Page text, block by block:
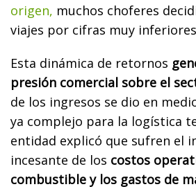
origen, muchos choferes
viajes por cifras muy
Esta dinámica de retornos
presión comercial sobre el
de los ingresos se dio en
ya complejo para la logística
entidad explicó que sufren el
incesante de los costos
combustible y los gastos de